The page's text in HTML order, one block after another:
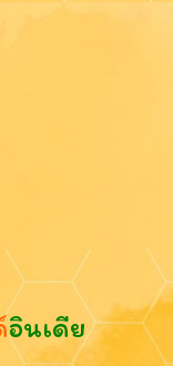
อินเดีย